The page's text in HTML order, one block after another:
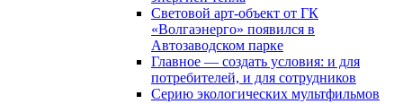
Световой арт-объект от ГК
«Волгаэнерго» появился в
Автозаводском парке
Главное — создать условия: и для
потребителей, и для сотрудников
Серию экологических мультфильмов